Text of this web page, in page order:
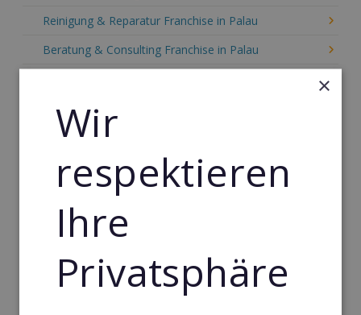
Reinigung & Reparatur Franchise in Palau
Beratung & Consulting Franchise in Palau
Einzelhandel Franchise in Palau
Gebäude & Haustechnik Franchise in Palau
Handwerk Franchise in Palau
Dienstleistungsfranchise in Palau
Telekommunikation Franchise in Palau
Sport Franchise in Palau
×
Wir
respektieren
Ihre
Privatsphäre